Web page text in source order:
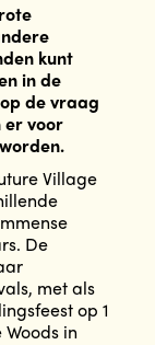
kunt
in de
de vraag
voor
Village
De
met als
op 1
in